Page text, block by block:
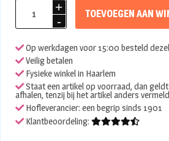
Ballonnen
piraat
aantal
TOEVOEGEN AAN
Op werkdagen voor 15:00 besteld
Veilig betalen
Fysieke winkel in Haarlem
Staat een artikel op voorraad, dan
afhalen, tenzij bij het artikel anders vermeld
Hofleverancier: een begrip sinds 1901
Klantbeoordeling: